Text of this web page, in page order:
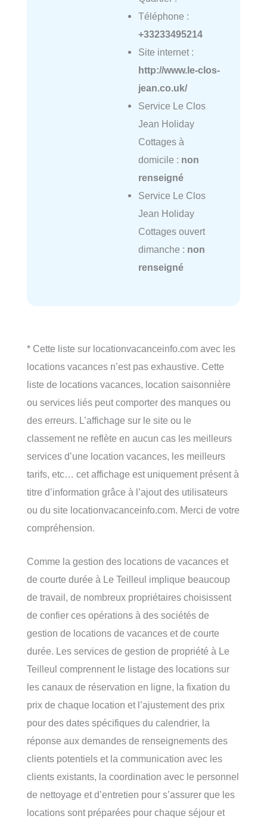
Téléphone :
+33233495214
Site internet :
http://www.le-clos-
jean.co.uk/
Service Le Clos
Jean Holiday
Cottages à
domicile : non
renseigné
Service Le Clos
Jean Holiday
Cottages ouvert
dimanche : non
renseigné
* Cette liste sur locationvacanceinfo.com avec les
locations vacances n’est pas exhaustive. Cette
liste de locations vacances, location saisonnière
ou services liés peut comporter des manques ou
des erreurs. L’affichage sur le site ou le
classement ne reflète en aucun cas les meilleurs
services d’une location vacances, les meilleurs
tarifs, etc… cet affichage est uniquement présent à
titre d’information grâce à l’ajout des utilisateurs
ou du site locationvacanceinfo.com. Merci de votre
compréhension.
Comme la gestion des locations de vacances et
de courte durée à Le Teilleul implique beaucoup
de travail, de nombreux propriétaires choisissent
de confier ces opérations à des sociétés de
gestion de locations de vacances et de courte
durée. Les services de gestion de propriété à Le
Teilleul comprennent le listage des locations sur
les canaux de réservation en ligne, la fixation du
prix de chaque location et l’ajustement des prix
pour des dates spécifiques du calendrier, la
réponse aux demandes de renseignements des
clients potentiels et la communication avec les
clients existants, la coordination avec le personnel
de nettoyage et d’entretien pour s’assurer que les
locations sont préparées pour chaque séjour et